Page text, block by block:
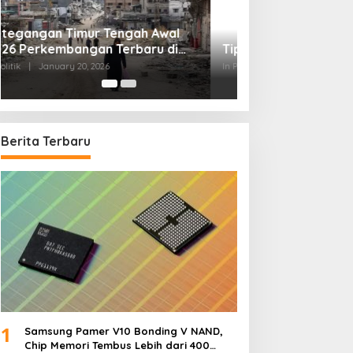
Tips Memilih Advokat yang Tepat
In Politik | September 20, 2025
Berita Terbaru
1
Samsung Pamer V10 Bonding V NAND,
Chip Memori Tembus Lebih dari 400